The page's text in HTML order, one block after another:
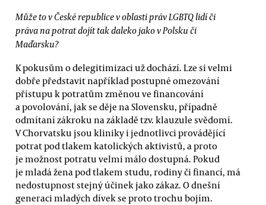
Může to v České republice v oblasti práv LGBTQ lidí či
práva na potrat dojít tak daleko jako v Polsku či
Maďarsku?
K pokusům o delegitimizaci už dochází. Lze si velmi
dobře představit například postupné omezování
přístupu k potratům změnou ve financování
a povolování, jak se děje na Slovensku, případně
odmítaní zákroku na základě tzv. klauzule svědomí.
V Chorvatsku jsou kliniky i jednotlivci provádějící
potrat pod tlakem katolických aktivistů, a proto
je možnost potratu velmi málo dostupná. Pokud
je mladá žena pod tlakem studu, rodiny či financí, má
nedostupnost stejný účinek jako zákaz. O dnešní
generaci mladých dívek se proto trochu bojím.